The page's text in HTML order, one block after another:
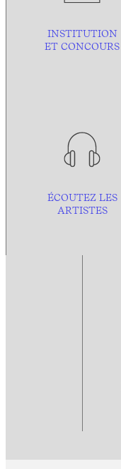
INSTITUTION
ET CONCOURS
ÉCOUTEZ LES
ARTISTES